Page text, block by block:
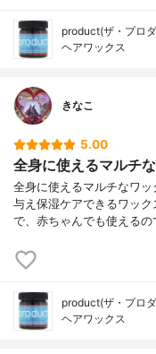
product(ザ・プロ
ヘアワックス
きなこ
5.00
全身に使えるマルチ
全身に使えるマルチなワ
与え保湿ケアできるワッ
で、赤ちゃんでも使える
product(ザ・プロ
ヘアワックス